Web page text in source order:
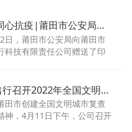
国企担当 同心抗疫|莆田市公安局向国投智慧出行赠送感谢牌匾
日，莆田市公安局向莆田市
科技有限责任公司赠送了印
支持表示衷心的感谢。
国投智慧出行召开2022年全国文明城市创建复查整改部署会议
田市创建全国文明城市复查
神，4月11日下午，公司召开